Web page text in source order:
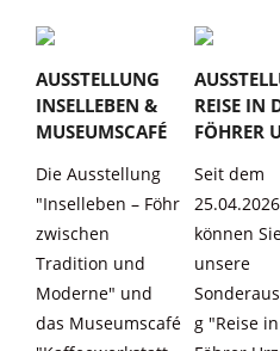
AUSSTELLUNG
INSELLEBEN &
MUSEUMSCAFÉ
Die Ausstellung
"Inselleben – Föhr
zwischen
Tradition und
Moderne" und
das Museumscafé
REISE IN
FÖHRER
Seit dem
25.04.2026
können
unsere
g "Reise